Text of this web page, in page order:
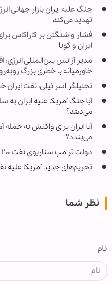
جنگ علیه ایران بازار جهانی
تهدید می‌کند
فشار واشنگتن بر کاراکاس
ایران و کوبا
مدیر آژانس بین‌المللی انرژی:
خاورمیانه با خطری بزرگ
تحلیلگر اسرائیلی: نفت
آیا جنگ آمریکا علیه ایران به
می‌دهد؟
آیا ایران برای واکنش به حمله
می‌بندد؟
دولت ترامپ سناریوی نفت ۲۰۰ دلاری را بررسی می‌کند
تحریم‌های جدید آمریکا علیه
نظر شما
نام